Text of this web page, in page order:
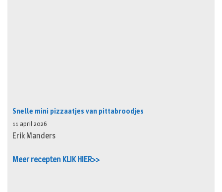
Snelle mini pizzaatjes van pittabroodjes
11 april 2026
Erik Manders
Meer recepten KLIK HIER>>